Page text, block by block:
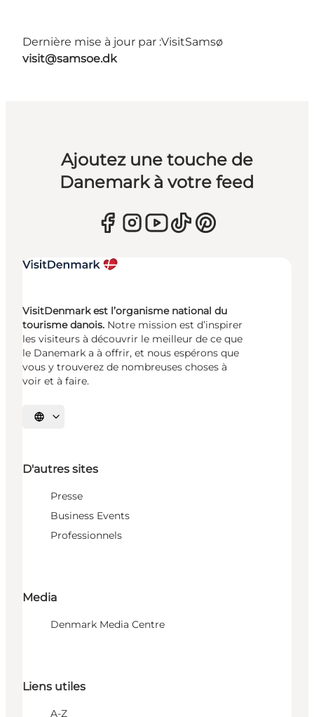
Dernière mise à jour par :VisitSamsø
visit@samsoe.dk
Ajoutez une touche de
Danemark à votre feed
VisitDenmark est l’organisme national du
tourisme danois. Notre mission est d’inspirer
les visiteurs à découvrir le meilleur de ce que
le Danemark a à offrir, et nous espérons que
vous y trouverez de nombreuses choses à
voir et à faire.
Choisissez la langue
D'autres sites
Presse
Business Events
Professionnels
Media
Denmark Media Centre
Liens utiles
A-Z